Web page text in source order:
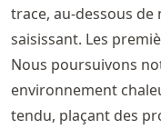
trace, au-dessous de
saisissant. Les
Nous poursuivons
environnement
tendu, plaçant des